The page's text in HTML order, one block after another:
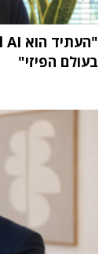
בעולם הפיזי"